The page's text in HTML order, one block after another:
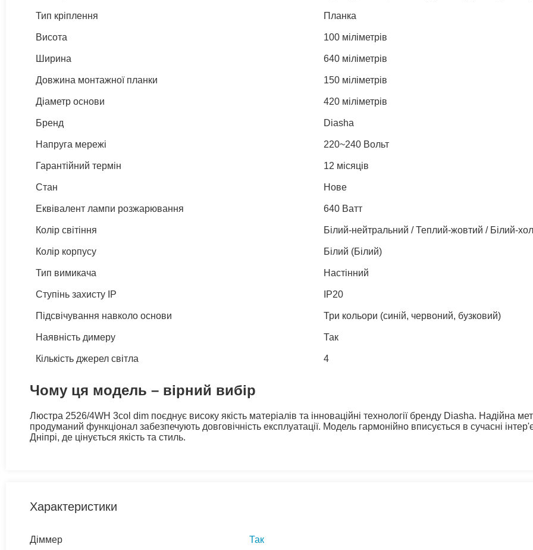
Тип кріплення Планка
Висота 100 міліметрів
Ширина 640 міліметрів
Довжина монтажної планки 150 міліметрів
Діаметр основи 420 міліметрів
Бренд Diasha
Напруга мережі 220~240 Вольт
Гарантійний термін 12 місяців
Стан Нове
Еквівалент лампи розжарювання 640 Ватт
Колір світіння Білий-нейтральний / Теплий-жовтий / Білий-
Колір корпусу Білий (Білий)
Тип вимикача Настінний
Ступінь захисту IP IP20
Підсвічування навколо основи Три кольори (синій, червоний, бузковий)
Наявність димеру Так
Кількість джерел світла 4
Чому ця модель – вірний вибір
Люстра 2526/4WH 3col dim поєднує високу якість матеріалів та інноваційні технології бренду Diasha. Надійна
продуманий функціонал забезпечують довговічність експлуатації. Модель гармонійно вписується в сучасні
Дніпрі, де цінується якість та стиль.
Характеристики
Діммер Так